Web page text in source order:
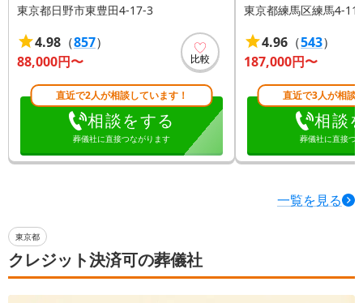
東京都日野市東豊田4-17-3
4.98 （857）
88,000円〜 比較
直近で2人が相談しています！
相談をする
葬儀社に直接つながります
東京都練馬区練馬4-
4.96 （543）
187,000円〜
直近で3人が相談
相談
葬儀社に直接つ
一覧を見る
東京都
クレジット決済可の葬儀社